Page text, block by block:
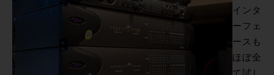
インタ
ーフェ
ースも
ほぼ全